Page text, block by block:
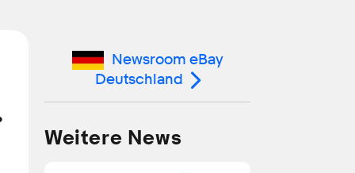
Newsroom eBay
Deutschland
Weitere News